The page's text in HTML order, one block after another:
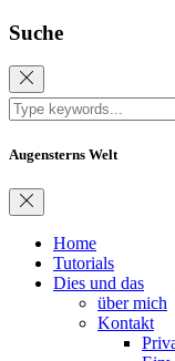
Suche
Augensterns Welt
Home
Tutorials
Dies und das
über mich
Kontakt